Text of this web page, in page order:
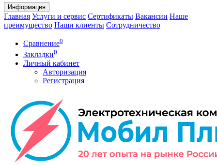
Информация
Главная Услуги и сервис Сертификаты Вакансии Наше
преимущество Наши клиенты Сотрудничество
Сравнение0
Закладки0
Личный кабинет
Авторизация
Регистрация